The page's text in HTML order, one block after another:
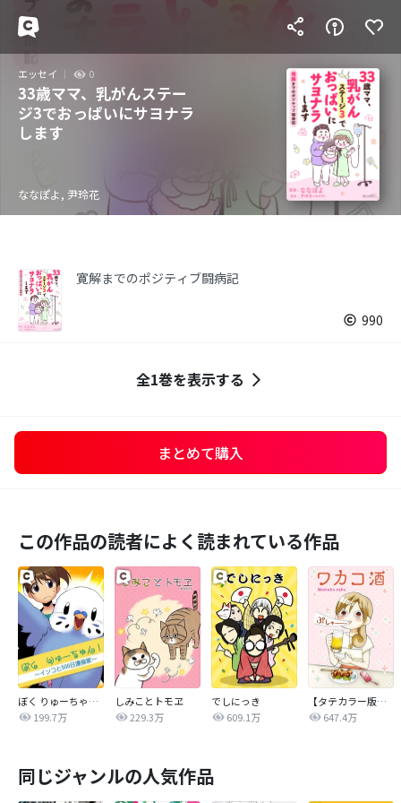
エッセイ 0
33歳ママ、乳がんステー
ジ3でおっぱいにサヨナラ
します
ななぽよ, 尹玲花
寛解までのポジティブ闘病記
990
全1巻を表示する
まとめて購入
この作品の読者によく読まれている作品
ぼく りゅーちゃん！ ～インコと500日漫画家～
199.7万
しみことトモヱ
229.3万
でしにっき
609.1万
【タテカラー版】ワカコ酒
647.4万
同じジャンルの人気作品